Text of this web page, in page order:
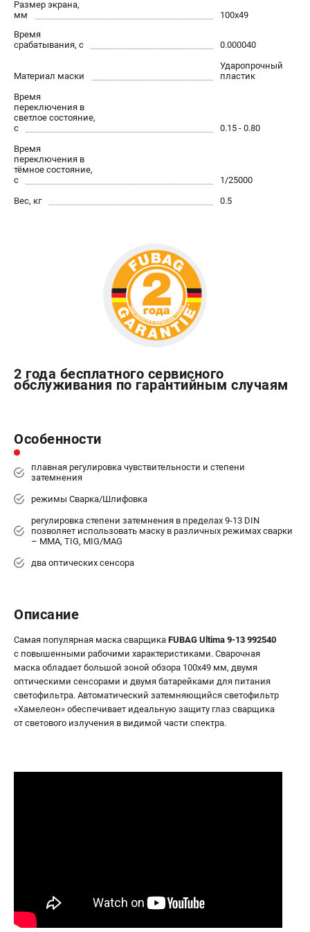
Сварочные полуавтоматы MIG/MAG
Сварочные аппараты TIG
Сварочные материалы
Информация размещённая на сайте не является публичной
проспект Александровской Фермы, 29АЛ
Режим работы колл-центра:
+7 (8112) 59-10-67
zakaz@fubagtorg.ru
Размер экрана,
мм
100х49
Время
срабатывания, с
0.000040
Материал маски
Ударопрочный
пластик
Время
переключения в
светлое состояние,
с
0.15 - 0.80
Время
переключения в
тёмное состояние,
с
1/25000
Вес, кг
0.5
2 года бесплатного сервисного
обслуживания по гарантийным случаям
Особенности
плавная регулировка чувствительности и степени
затемнения
режимы Сварка/Шлифовка
регулировка степени затемнения в пределах 9-13 DIN
позволяет использовать маску в различных режимах сварки
– MMA, TIG, MIG/MAG
два оптических сенсора
Описание
Самая популярная маска сварщика FUBAG Ultima 9-13 992540
с повышенными рабочими характеристиками. Сварочная
маска обладает большой зоной обзора 100х49 мм, двумя
оптическими сенсорами и двумя батарейками для питания
светофильтра. Автоматический затемняющийся светофильтр
«Хамелеон» обеспечивает идеальную защиту глаз сварщика
от светового излучения в видимой части спектра.